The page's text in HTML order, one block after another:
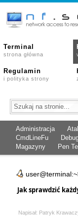
Terminal
strona główna
Regulamin
i polityka strony
Administracja
CmdLineFu
Magazyny
Pen
Jak sprawdzić
Napisał: Patryk